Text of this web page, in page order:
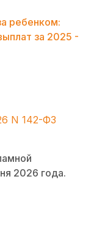
ребенком:
за 2025 -
N 142-ФЗ
2026 года.